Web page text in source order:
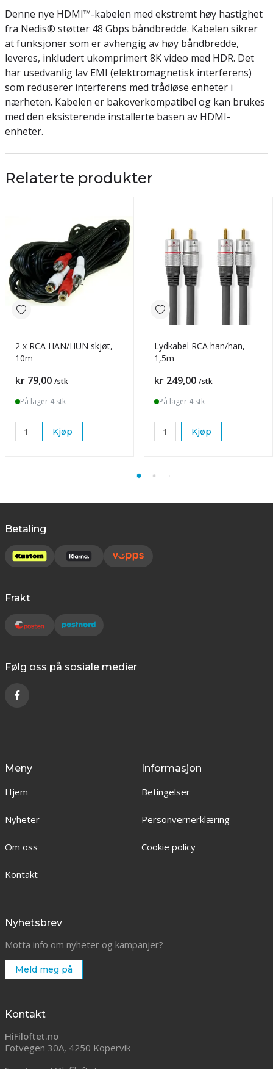
Denne nye HDMI™-kabelen med ekstremt høy hastighet
fra Nedis® støtter 48 Gbps båndbredde. Kabelen sikrer
at funksjoner som er avhengig av høy båndbredde,
leveres, inkludert ukomprimert 8K video med HDR. Det
har usedvanlig lav EMI (elektromagnetisk interferens)
som reduserer interferens med trådløse enheter i
nærheten. Kabelen er bakoverkompatibel og kan brukes
med den eksisterende installerte basen av HDMI-
enheter.
Relaterte produkter
2 x RCA HAN/HUN skjøt,
10m
Pris
kr 79,00 /stk
På lager 4 stk
Kjøp
Lydkabel RCA han/han,
1,5m
Pris
kr 249,00 /stk
På lager 4 stk
Kjøp
Betaling
Frakt
Følg oss på sosiale medier
Meny
Hjem
Nyheter
Om oss
Kontakt
Informasjon
Betingelser
Personvernerklæring
Cookie policy
Nyhetsbrev
Motta info om nyheter og kampanjer?
Meld meg på
Kontakt
HiFiloftet.no
Fotvegen 30A, 4250 Kopervik